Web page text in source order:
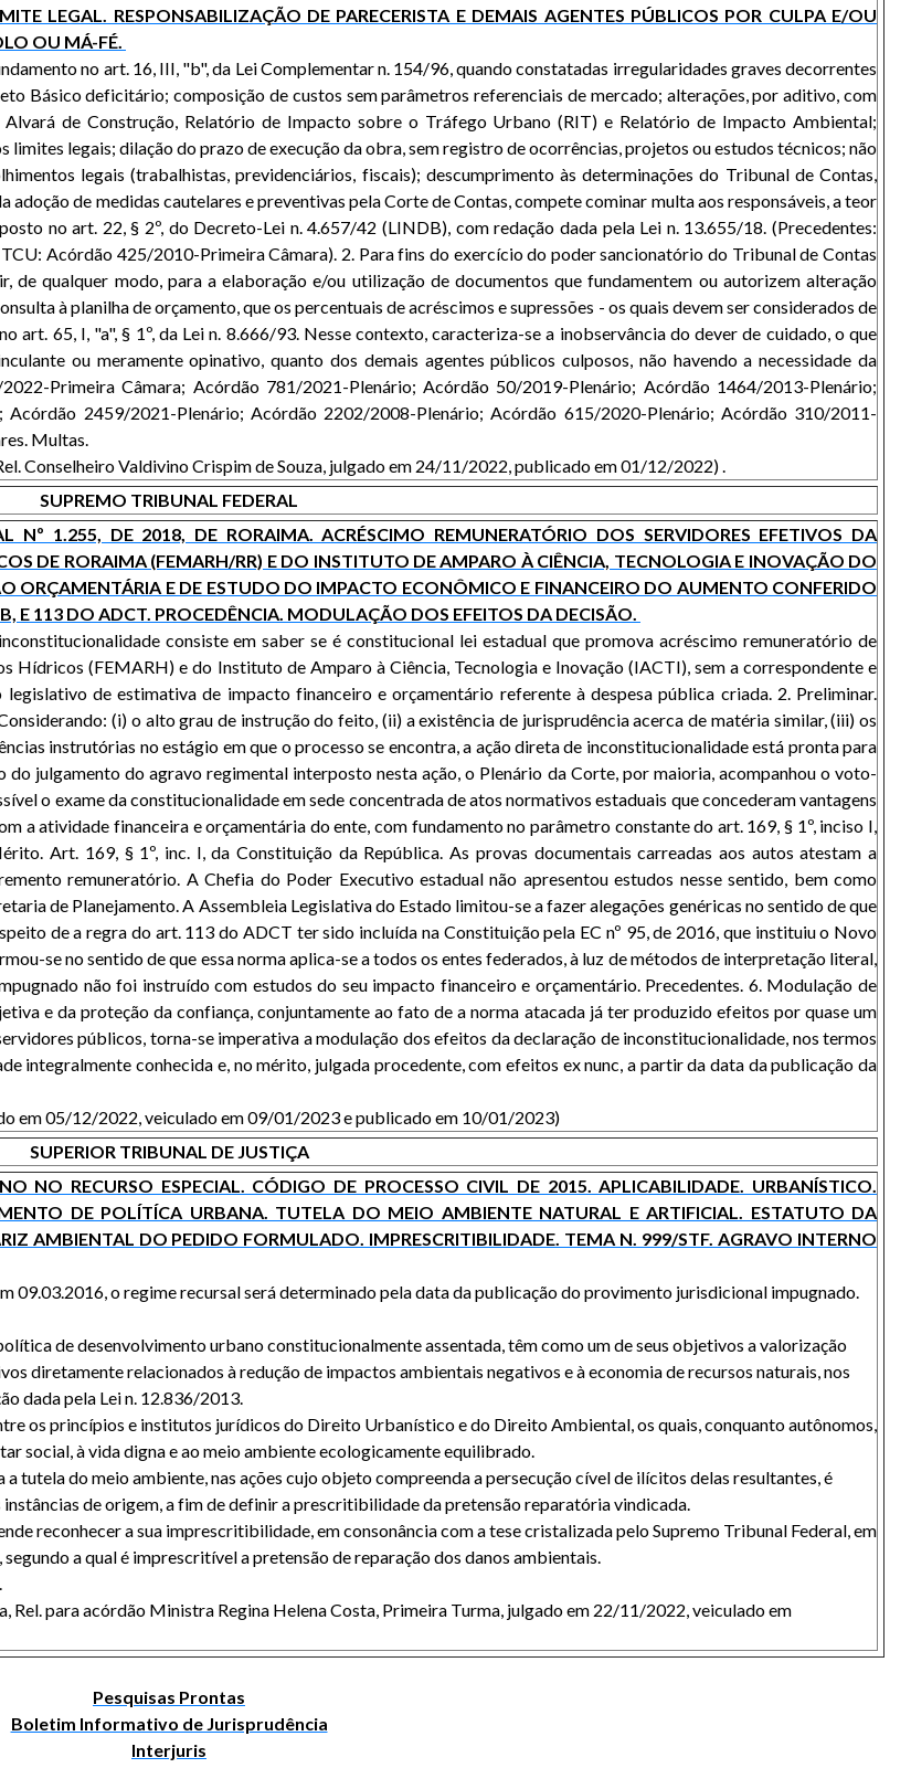
LEGAL. RESPONSABILIZAÇÃO DE PARECERISTA E DEMAIS AGENTES PÚBLICOS POR CULPA E/OU
OU MÁ-FÉ.
no art. 16, III, "b", da Lei Complementar n. 154/96, quando constatadas irregularidades graves decorrentes
Básico deficitário; composição de custos sem parâmetros referenciais de mercado; alterações, por aditivo, com
de Construção, Relatório de Impacto sobre o Tráfego Urbano (RIT) e Relatório de Impacto Ambiental;
legais; dilação do prazo de execução da obra, sem registro de ocorrências, projetos ou estudos técnicos; não
legais (trabalhistas, previdenciários, fiscais); descumprimento às determinações do Tribunal de Contas,
adoção de medidas cautelares e preventivas pela Corte de Contas, compete cominar multa aos responsáveis, a teor
no art. 22, § 2º, do Decreto-Lei n. 4.657/42 (LINDB), com redação dada pela Lei n. 13.655/18. (Precedentes:
Acórdão 425/2010-Primeira Câmara). 2. Para fins do exercício do poder sancionatório do Tribunal de Contas
qualquer modo, para a elaboração e/ou utilização de documentos que fundamentem ou autorizem alteração
à planilha de orçamento, que os percentuais de acréscimos e supressões - os quais devem ser considerados de
art. 65, I, "a", § 1º, da Lei n. 8.666/93. Nesse contexto, caracteriza-se a inobservância do dever de cuidado, o que
ou meramente opinativo, quanto dos demais agentes públicos culposos, não havendo a necessidade da
Primeira Câmara; Acórdão 781/2021-Plenário; Acórdão 50/2019-Plenário; Acórdão 1464/2013-Plenário;
2459/2021-Plenário; Acórdão 2202/2008-Plenário; Acórdão 615/2020-Plenário; Acórdão 310/2011-
Multas.
Conselheiro Valdivino Crispim de Souza, julgado em 24/11/2022, publicado em 01/12/2022) .
SUPREMO TRIBUNAL FEDERAL
Nº 1.255, DE 2018, DE RORAIMA. ACRÉSCIMO REMUNERATÓRIO DOS SERVIDORES EFETIVOS DA
DE RORAIMA (FEMARH/RR) E DO INSTITUTO DE AMPARO À CIÊNCIA, TECNOLOGIA E INOVAÇÃO DO
ORÇAMENTÁRIA E DE ESTUDO DO IMPACTO ECONÔMICO E FINANCEIRO DO AUMENTO CONFERIDO
E 113 DO ADCT. PROCEDÊNCIA. MODULAÇÃO DOS EFEITOS DA DECISÃO.
consiste em saber se é constitucional lei estadual que promova acréscimo remuneratório de
Hídricos (FEMARH) e do Instituto de Amparo à Ciência, Tecnologia e Inovação (IACTI), sem a correspondente e
de estimativa de impacto financeiro e orçamentário referente à despesa pública criada. 2. Preliminar.
(i) o alto grau de instrução do feito, (ii) a existência de jurisprudência acerca de matéria similar, (iii) os
instrutórias no estágio em que o processo se encontra, a ação direta de inconstitucionalidade está pronta para
julgamento do agravo regimental interposto nesta ação, o Plenário da Corte, por maioria, acompanhou o voto-
o exame da constitucionalidade em sede concentrada de atos normativos estaduais que concederam vantagens
a atividade financeira e orçamentária do ente, com fundamento no parâmetro constante do art. 169, § 1º, inciso I,
Art. 169, § 1º, inc. I, da Constituição da República. As provas documentais carreadas aos autos atestam a
remuneratório. A Chefia do Poder Executivo estadual não apresentou estudos nesse sentido, bem como
de Planejamento. A Assembleia Legislativa do Estado limitou-se a fazer alegações genéricas no sentido de que
de a regra do art. 113 do ADCT ter sido incluída na Constituição pela EC nº 95, de 2016, que instituiu o Novo
se no sentido de que essa norma aplica-se a todos os entes federados, à luz de métodos de interpretação literal,
não foi instruído com estudos do seu impacto financeiro e orçamentário. Precedentes. 6. Modulação de
e da proteção da confiança, conjuntamente ao fato de a norma atacada já ter produzido efeitos por quase um
públicos, torna-se imperativa a modulação dos efeitos da declaração de inconstitucionalidade, nos termos
integralmente conhecida e, no mérito, julgada procedente, com efeitos ex nunc, a partir da data da publicação da
em 05/12/2022, veiculado em 09/01/2023 e publicado em 10/01/2023)
SUPERIOR TRIBUNAL DE JUSTIÇA
NO RECURSO ESPECIAL. CÓDIGO DE PROCESSO CIVIL DE 2015. APLICABILIDADE. URBANÍSTICO.
DE POLÍTÍCA URBANA. TUTELA DO MEIO AMBIENTE NATURAL E ARTIFICIAL. ESTATUTO DA
AMBIENTAL DO PEDIDO FORMULADO. IMPRESCRITIBILIDADE. TEMA N. 999/STF. AGRAVO INTERNO
09.03.2016, o regime recursal será determinado pela data da publicação do provimento jurisdicional impugnado.
de desenvolvimento urbano constitucionalmente assentada, têm como um de seus objetivos a valorização
diretamente relacionados à redução de impactos ambientais negativos e à economia de recursos naturais, nos
dada pela Lei n. 12.836/2013.
os princípios e institutos jurídicos do Direito Urbanístico e do Direito Ambiental, os quais, conquanto autônomos,
social, à vida digna e ao meio ambiente ecologicamente equilibrado.
tutela do meio ambiente, nas ações cujo objeto compreenda a persecução cível de ilícitos delas resultantes, é
de origem, a fim de definir a prescritibilidade da pretensão reparatória vindicada.
reconhecer a sua imprescritibilidade, em consonância com a tese cristalizada pelo Supremo Tribunal Federal, em
a qual é imprescritível a pretensão de reparação dos danos ambientais.
Rel. para acórdão Ministra Regina Helena Costa, Primeira Turma, julgado em 22/11/2022, veiculado em
Pesquisas Prontas
Boletim Informativo de Jurisprudência
Interjuris